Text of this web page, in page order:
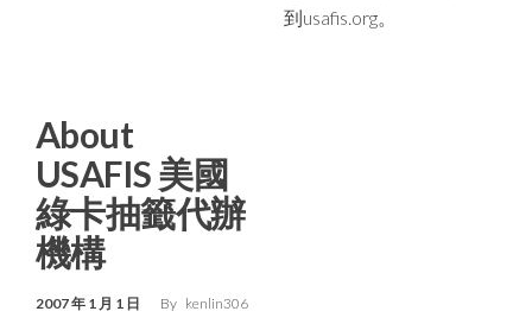
到usafis.org。
About
USAFIS 美國
綠卡抽籤代辦
機構
2007 年 1 月 1 日 By kenlin306